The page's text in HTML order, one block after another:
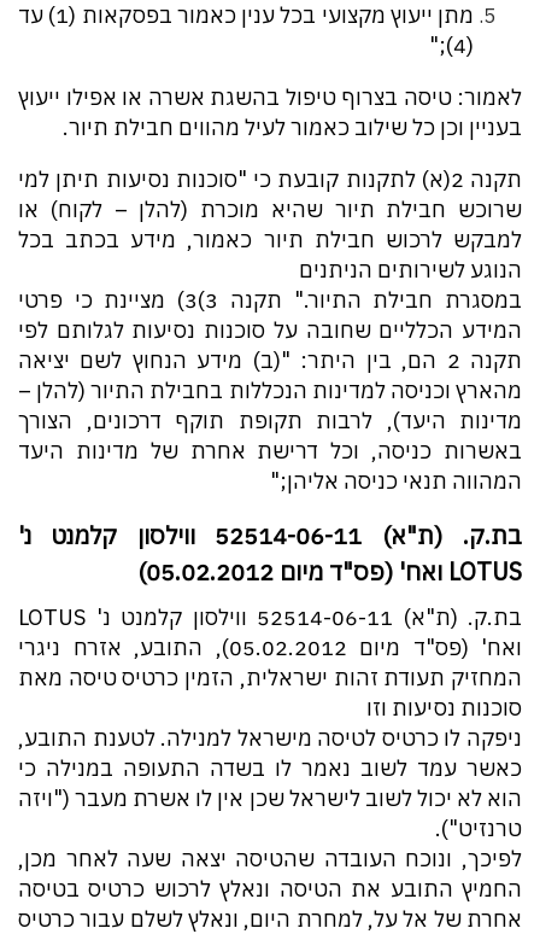
מתן ייעוץ מקצועי בכל ענין כאמור בפסקאות (1) עד
(4);"
לאמור: טיסה בצרוף טיפול בהשגת אשרה או אפילו ייעוץ
בעניין וכן כל שילוב כאמור לעיל מהווים חבילת תיור.
תקנה 2(א) לתקנות קובעת כי "סוכנות נסיעות תיתן למי
שרוכש חבילת תיור שהיא מוכרת (להלן – לקוח) או
למבקש לרכוש חבילת תיור כאמור, מידע בכתב בכל
הנוגע לשירותים הניתנים
במסגרת חבילת התיור." תקנה 3)3) מציינת כי פרטי
המידע הכלליים שחובה על סוכנות נסיעות לגלותם לפי
תקנה 2 הם, בין היתר: "(ב) מידע הנחוץ לשם יציאה
מהארץ וכניסה למדינות הנכללות בחבילת התיור (להלן –
מדינות היעד), לרבות תקופת תוקף דרכונים, הצורך
באשרות כניסה, וכל דרישת אחרת של מדינות היעד
המהווה תנאי כניסה אליהן;"
בת.ק. (ת"א) 52514-06-11 ווילסון קלמנט נ'
LOTUS ואח' (פס"ד מיום 05.02.2012)
בת.ק. (ת"א) 52514-06-11 ווילסון קלמנט נ' LOTUS
ואח' (פס"ד מיום 05.02.2012), התובע, אזרח ניגרי
המחזיק תעודת זהות ישראלית, הזמין כרטיס טיסה מאת
סוכנות נסיעות וזו
ניפקה לו כרטיס לטיסה מישראל למנילה. לטענת התובע,
כאשר עמד לשוב נאמר לו בשדה התעופה במנילה כי
הוא לא יכול לשוב לישראל שכן אין לו אשרת מעבר ("ויזה
טרנזיט").
לפיכך, ונוכח העובדה שהטיסה יצאה שעה לאחר מכן,
החמיץ התובע את הטיסה ונאלץ לרכוש כרטיס בטיסה
אחרת של אל על, למחרת היום, ונאלץ לשלם עבור כרטיס